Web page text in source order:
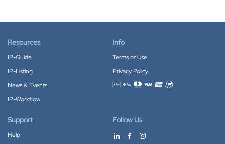
Resources
IP-Guide
IP-Listing
News & Events
IP-Workflow
Info
Terms of Use
Privacy Policy
Accepted payment methods
Support
Help
Follow Us